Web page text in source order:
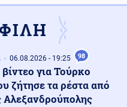
στην Κρήτη: Η επίσημη
- 11:47
Κινδύνου:
ισχυροί άνεμοι και οι υψηλές
06.08.2026 - 19:25 98
για Τούρκο
ζήτησε τα ρέστα από
Αλεξανδρούπολης